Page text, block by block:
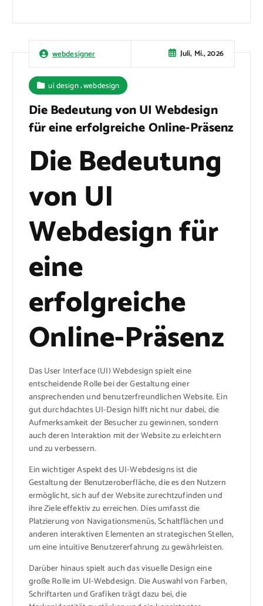
webdesigner Juli, Mi., 2026
ui design,webdesign
Die Bedeutung von UI Webdesign
für eine erfolgreiche Online-Präsenz
Die Bedeutung
von UI
Webdesign für
eine
erfolgreiche
Online-Präsenz
Das User Interface (UI) Webdesign spielt eine
entscheidende Rolle bei der Gestaltung einer
ansprechenden und benutzerfreundlichen Website. Ein
gut durchdachtes UI-Design hilft nicht nur dabei, die
Aufmerksamkeit der Besucher zu gewinnen, sondern
auch deren Interaktion mit der Website zu erleichtern
und zu verbessern.
Ein wichtiger Aspekt des UI-Webdesigns ist die
Gestaltung der Benutzeroberfläche, die es den Nutzern
ermöglicht, sich auf der Website zurechtzufinden und
ihre Ziele effektiv zu erreichen. Dies umfasst die
Platzierung von Navigationsmenüs, Schaltflächen und
anderen interaktiven Elementen an strategischen Stellen,
um eine intuitive Benutzererfahrung zu gewährleisten.
Darüber hinaus spielt auch das visuelle Design eine
große Rolle im UI-Webdesign. Die Auswahl von Farben,
Schriftarten und Grafiken trägt dazu bei, die